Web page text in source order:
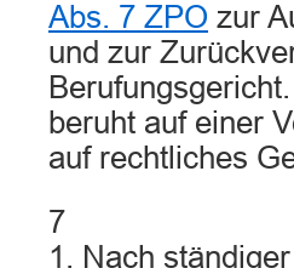
Abs. 7 ZPO zur
und zur
beruht auf einer
auf rechtliches
7
1. Nach